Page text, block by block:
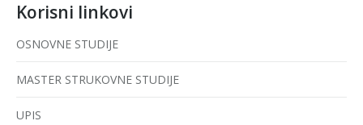
Korisni linkovi
OSNOVNE STUDIJE
MASTER STRUKOVNE STUDIJE
UPIS